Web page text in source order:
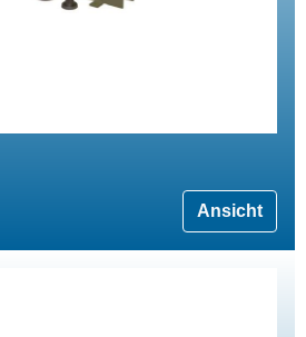
Ansicht